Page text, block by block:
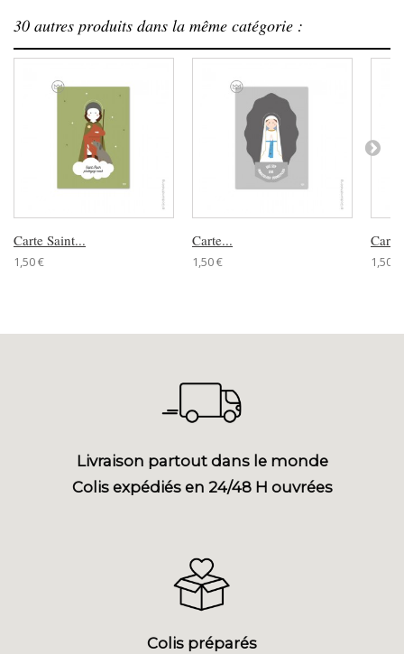
30 autres produits dans la même catégorie :
Carte Saint...
1,50 €
Carte...
1,50 € 1,50 €
Livraison partout dans le monde
Colis expédiés en 24/48 H ouvrées
Colis préparés